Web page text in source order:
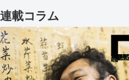
連載コラム